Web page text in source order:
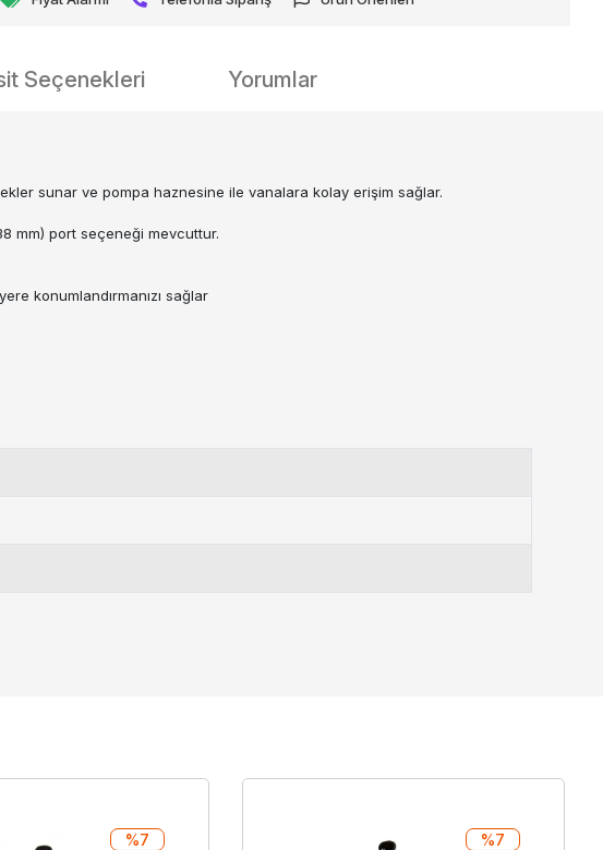
Seçenekleri Yorumlar
sunar ve pompa haznesine ile vanalara kolay erişim sağlar.
mm) port seçeneği mevcuttur.
konumlandırmanızı sağlar
%7 %7